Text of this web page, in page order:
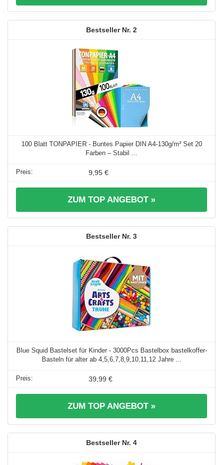
2
100 Blatt TONPAPIER - Buntes Papier DIN A4-130g/m² Set 20
Farben – Stabil ...
9,95 €
ZUM TOP ANGEBOT »
3
Blue Squid Bastelset für Kinder - 3000Pcs Bastelbox bastelkoffer-
Basteln für alter ab 4,5,6,7,8,9,10,11,12 Jahre ...
39,99 €
ZUM TOP ANGEBOT »
4